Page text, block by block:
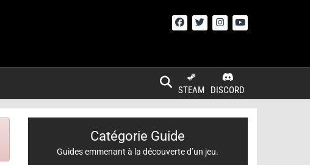
DISCORD
STEAM
Catégorie Guide
Guides emmenant à la découverte d’un jeu.